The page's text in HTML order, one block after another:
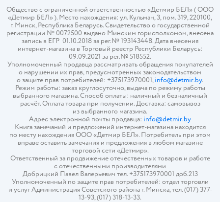
Общество с ограниченной ответственностью «Детмир БЕЛ» ( ООО
«Детмир БЕЛ» ). Место нахождения: ул. Кульман, 3, пом. 319, 220100,
г. Минск, Республика Беларусь. Свидетельство о государственной
регистрации № 0072500 выдано Минским горисполкомом, внесена
запись в ЕГР 01.10.2018 за рег.№ 193143448. Дата внесения
интернет-магазина в Торговый реестр Республики Беларусь:
09.09.2021 за рег.№ 518552.
Уполномоченный продавца рассматривать обращения покупателей
о нарушении их прав, предусмотренных законодательством
о защите прав потребителей: +375173970001,info@detmir.by.
Режим работы: заказ круглосуточно, выдача по режиму работы
выбранного магазина. Способ оплаты: наличный и безналичный
расчёт. Оплата товара при получении. Доставка: самовывоз
из выбранного магазина.
Адрес электронной почты продавца: info@detmir.by
Книга замечаний и предложений интернет-магазина находится
по месту нахождения ООО «Детмир БЕЛ». Потребитель при этом
вправе оставить замечания и предложения в любом магазине
торговой сети «Детмир».
Ответственный за продвижение отечественных товаров и работе
с отечественными производителями
Добрицкий Павел Валерьевич тел. +375173970001 доб.213
Уполномоченный по защите прав потребителей: отдел торговли
и услуг Администрация Советского района г. Минска, тел. (017) 377-
13-93, (017) 318-13-33.